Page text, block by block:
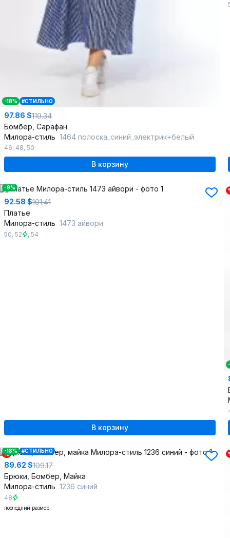
-18% #СТИЛЬНО
97.86 $119.34
Бомбер, Сарафан
Милора-стиль 1464 полоска_синий_электрик+белый
46, 48, 50
В корзину
-9%
92.58 $101.41
Платье
Милора-стиль 1473 айвори
50, 52 , 54
В корзину
%
-18% #СТИЛЬНО
89.62 $109.17
Брюки, Бомбер, Майка
Милора-стиль 1236 синий
48
последний размер